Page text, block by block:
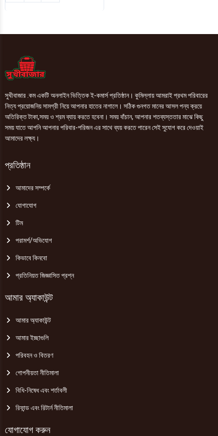
পকেট
ফ্রেশনার
Blossom)
10gm
সুখীবাজার .কম একটি অনলাইন ভিত্তিক ই-কমার্স প্রতিষ্ঠান। কুমিল্লায় আমরাই প্রথম পরিবারের
নিত্য প্রয়োজনিয় সামগ্রী নিয়ে আপনার হাতের নাগালে। সঠিক গুনগত মানের আসল পন্য ক্রয়ে
অতিরিক্ত টাকা,সময় ও শ্রম ব্যায় করতে হবেনা। সময় বাঁচান, আপনার শতব্যস্ততার মাঝে কিছু
সময় যাতে আপনি আপনার পরিবার-পরিজন এর সাথে ব্যয় করতে পারেন সেই সুযোগ করে দেওয়াই
আমাদের লক্ষ্য।
প্রতিষ্ঠান
আমাদের সম্পর্কে
যোগাযোগ
টিম
পরামর্শ/অভিযোগ
কিভাবে কিনবো
প্রতিনিয়ত জিজ্ঞাসিত প্রশ্ন
আমার অ্যাকাউন্ট
আমার অ্যাকাউন্ট
আমার ইচ্ছাগুলি
পরিবহন ও বিতরণ
গোপনীয়তা নীতিমালা
বিধি-নিষেধ এবং শর্তাবলী
রিফান্ড এবং রিটার্ন নীতিমালা
যোগাযোগ করুন